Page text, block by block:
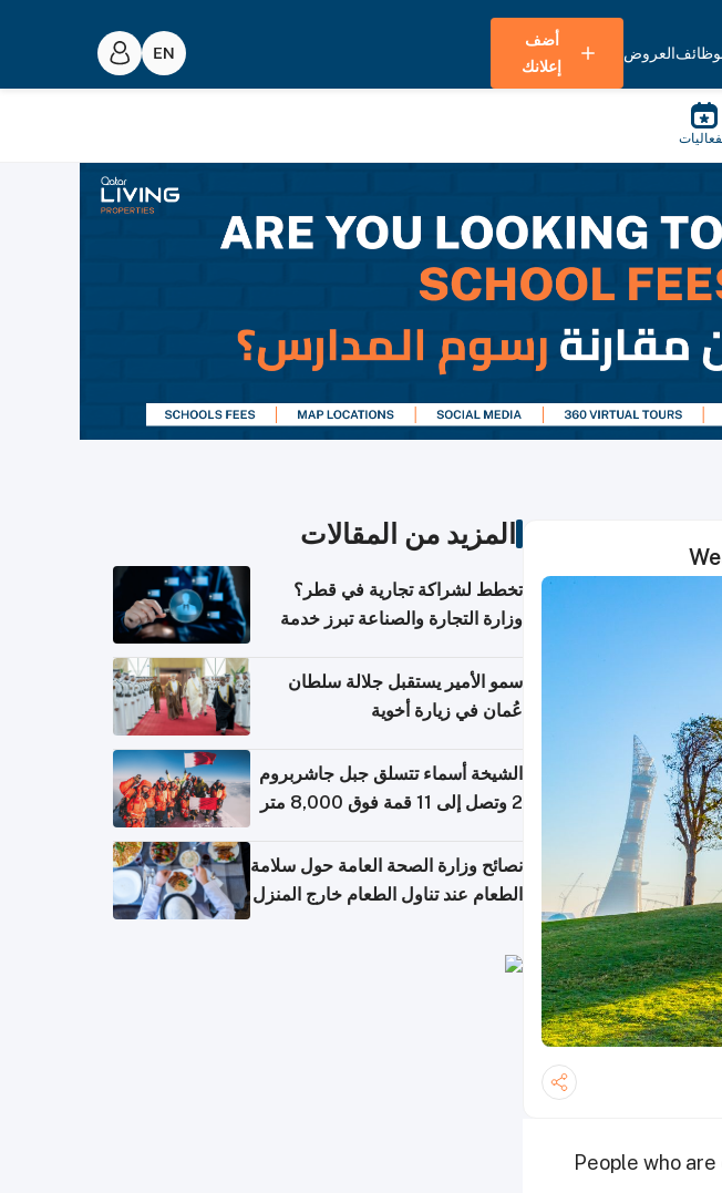
العروض
أضف
إعلانك
People who
المزيد من المقالات
تخطط لشراكة تجارية في قطر؟
وزارة التجارة والصناعة تبرز خدمة
سمو الأمير يستقبل جلالة سلطان
عُمان في زيارة أخوية
الشيخة أسماء تتسلق جبل جاشربروم
2 وتصل إلى 11 قمة فوق 8,000 متر
نصائح وزارة الصحة العامة حول سلامة
الطعام عند تناول الطعام خارج المنزل